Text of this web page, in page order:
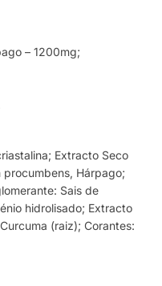
– 1200mg;
Extracto Seco
Hárpago;
Sais de
hidrolisado; Extracto
(raiz); Corantes: